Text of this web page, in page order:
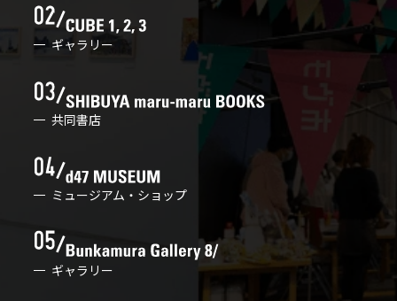
ギャラリー
共同書店
ミュージアム・ショップ
ギャラリー